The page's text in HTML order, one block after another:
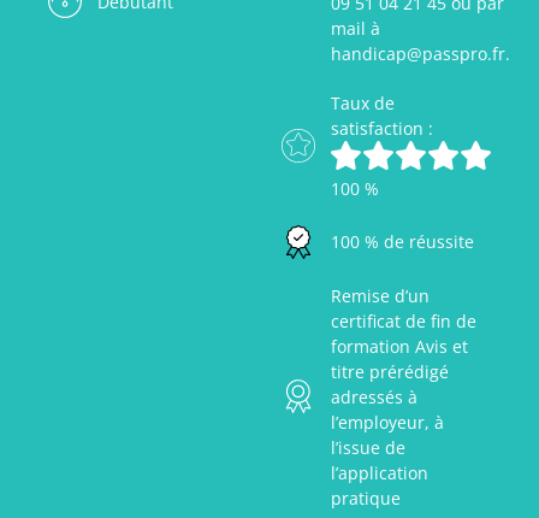
mail à
handicap@passpro.fr.
Taux de
satisfaction :
100 %
100 % de réussite
Remise d’un
certificat de fin de
formation Avis et
titre prérédigé
adressés à
l’employeur, à
l’issue de
l’application
pratique